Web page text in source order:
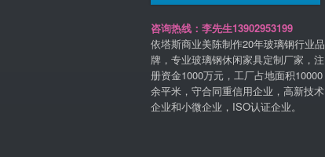
咨询热线：李先生13902953199
依塔斯商业美陈制作20年玻璃钢行业品
牌，专业玻璃钢休闲家具定制厂家，注
册资金1000万元，工厂占地面积10000
余平米，守合同重信用企业，高新技术
企业和小微企业，ISO认证企业。